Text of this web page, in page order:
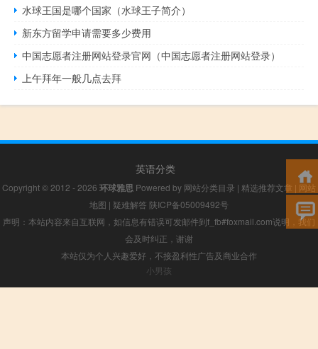
水球王国是哪个国家（水球王子简介）
新东方留学申请需要多少费用
中国志愿者注册网站登录官网（中国志愿者注册网站登录）
上午拜年一般几点去拜
英语分类
Copyright © 2012 - 2026 环球雅思 Powered by 网站分类目录 | 精选推荐文章 | 网站
地图 | 疑难解答 陕ICP备05009492号
声明：本站内容来自互联网，如信息有错误可发邮件到f_fb#foxmail.com说明，我们
会及时纠正，谢谢
本站仅为个人兴趣爱好，不接盈利性广告及商业合作
小男孩